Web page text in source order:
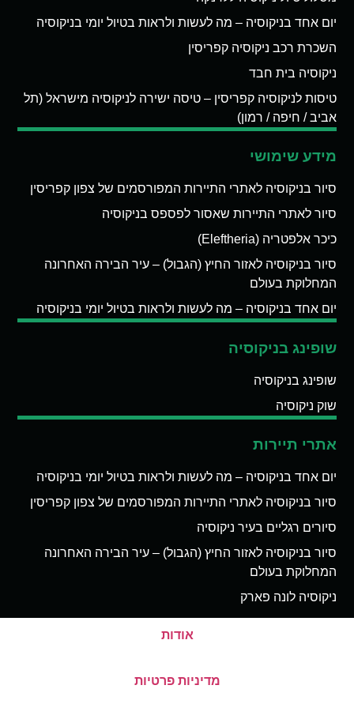
יום אחד בניקוסיה – מה לעשות ולראות בטיול יומי בניקוסיה
השכרת רכב ניקוסיה קפריסין
ניקוסיה בית חבד
טיסות לניקוסיה קפריסין – טיסה ישירה לניקוסיה מישראל (תל
אביב / חיפה / רמון)
מידע שימושי
סיור בניקוסיה לאתרי התיירות המפורסמים של צפון קפריסין
סיור לאתרי התיירות שאסור לפספס בניקוסיה
כיכר אלפטריה (Eleftheria)
סיור בניקוסיה לאזור החיץ (הגבול) – עיר הבירה האחרונה
המחלוקת בעולם
יום אחד בניקוסיה – מה לעשות ולראות בטיול יומי בניקוסיה
שופינג בניקוסיה
שופינג בניקוסיה
שוק ניקוסיה
אתרי תיירות
יום אחד בניקוסיה – מה לעשות ולראות בטיול יומי בניקוסיה
סיור בניקוסיה לאתרי התיירות המפורסמים של צפון קפריסין
סיורים רגליים בעיר ניקוסיה
סיור בניקוסיה לאזור החיץ (הגבול) – עיר הבירה האחרונה
המחלוקת בעולם
ניקוסיה לונה פארק
אודות
מדיניות פרטיות